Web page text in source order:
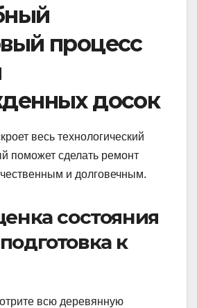
процесс
досок
весь технологический
поможет сделать ремонт
и долговечным.
состояния
к
всю деревянную